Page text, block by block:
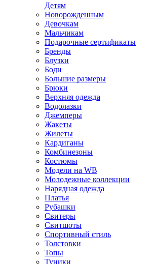
Детям
Новорожденным
Девочкам
Мальчикам
Подарочные сертификаты
Бренды
Блузки
Боди
Большие размеры
Брюки
Верхняя одежда
Водолазки
Джемперы
Жакеты
Жилеты
Кардиганы
Комбинезоны
Костюмы
Модели на WB
Молодежные коллекции
Нарядная одежда
Платья
Рубашки
Свитеры
Свитшоты
Спортивный стиль
Толстовки
Топы
Туники